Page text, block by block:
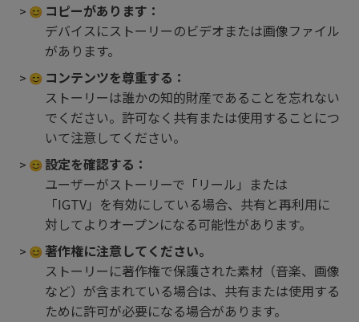
コピーがあります：
デバイスにストーリーのビデオまたは画像ファイル
があります。
コンテンツを尊重する：
ストーリーは誰かの知的財産であることを忘れない
でください。許可なく共有または使用することにつ
いて注意してください。
設定を確認する：
ユーザーがストーリーで「リール」または
「IGTV」を有効にしている場合、共有と再利用に
対してよりオープンになる可能性があります。
著作権に注意してください。
ストーリーに著作権で保護された素材（音楽、画像
など）が含まれている場合は、共有または使用する
ために許可が必要になる場合があります。